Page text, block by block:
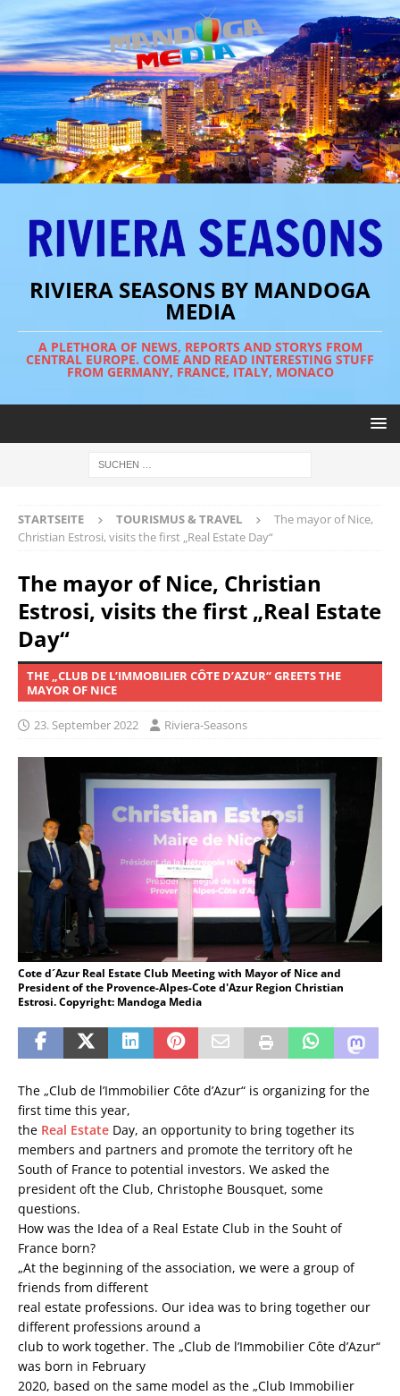
RIVIERA SEASONS BY MANDOGA
MEDIA
A PLETHORA OF NEWS, REPORTS AND STORYS FROM
CENTRAL EUROPE. COME AND READ INTERESTING STUFF
FROM GERMANY, FRANCE, ITALY, MONACO
STARTSEITE TOURISMUS & TRAVEL
The mayor of Nice,
Christian Estrosi, visits the first „Real Estate Day“
The mayor of Nice, Christian
Estrosi, visits the first „Real Estate
Day“
THE „CLUB DE L’IMMOBILIER CÔTE D’AZUR“ GREETS THE
MAYOR OF NICE
23. September 2022 Riviera-Seasons
Cote d´Azur Real Estate Club Meeting with Mayor of Nice and
President of the Provence-Alpes-Cote d'Azur Region Christian
Estrosi. Copyright: Mandoga Media
The „Club de l’Immobilier Côte d’Azur“ is organizing for the
first time this year,
the Real Estate Day, an opportunity to bring together its
members and partners and promote the territory oft he
South of France to potential investors. We asked the
president oft the Club, Christophe Bousquet, some
questions.
How was the Idea of a Real Estate Club in the Souht of
France born?
„At the beginning of the association, we were a group of
friends from different
real estate professions. Our idea was to bring together our
different professions around a
club to work together. The „Club de l’Immobilier Côte d’Azur“
was born in February
2020, based on the same model as the „Club Immobilier